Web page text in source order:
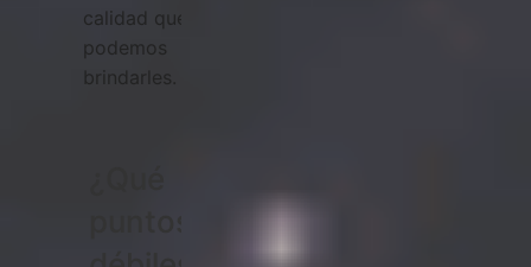
calidad que
podemos
brindarles.